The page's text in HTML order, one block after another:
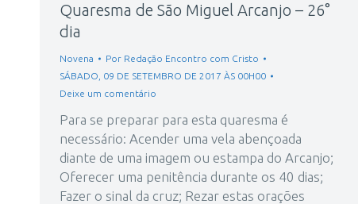
Quaresma de São Miguel Arcanjo – 26°
dia
Novena Por Redação Encontro com Cristo
SÁBADO, 09 DE SETEMBRO DE 2017 ÀS 00H00
Deixe um comentário
Para se preparar para esta quaresma é
necessário: Acender uma vela abençoada
diante de uma imagem ou estampa do Arcanjo;
Oferecer uma penitência durante os 40 dias;
Fazer o sinal da cruz; Rezar estas orações